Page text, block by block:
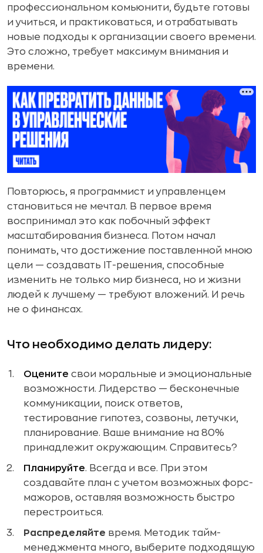
профессиональном комьюнити, будьте готовы
и учиться, и практиковаться, и отрабатывать
новые подходы к организации своего времени.
Это сложно, требует максимум внимания и
времени.
Повторюсь, я программист и управленцем
становиться не мечтал. В первое время
воспринимал это как побочный эффект
масштабирования бизнеса. Потом начал
понимать, что достижение поставленной мною
цели — создавать IT-решения, способные
изменить не только мир бизнеса, но и жизни
людей к лучшему — требуют вложений. И речь
не о финансах.
Что необходимо делать лидеру:
Оцените свои моральные и эмоциональные
возможности. Лидерство — бесконечные
коммуникации, поиск ответов,
тестирование гипотез, созвоны, летучки,
планирование. Ваше внимание на 80%
принадлежит окружающим. Справитесь?
Планируйте. Всегда и все. При этом
создавайте план с учетом возможных форс-
мажоров, оставляя возможность быстро
перестроиться.
Распределяйте время. Методик тайм-
менеджмента много, выберите подходящую